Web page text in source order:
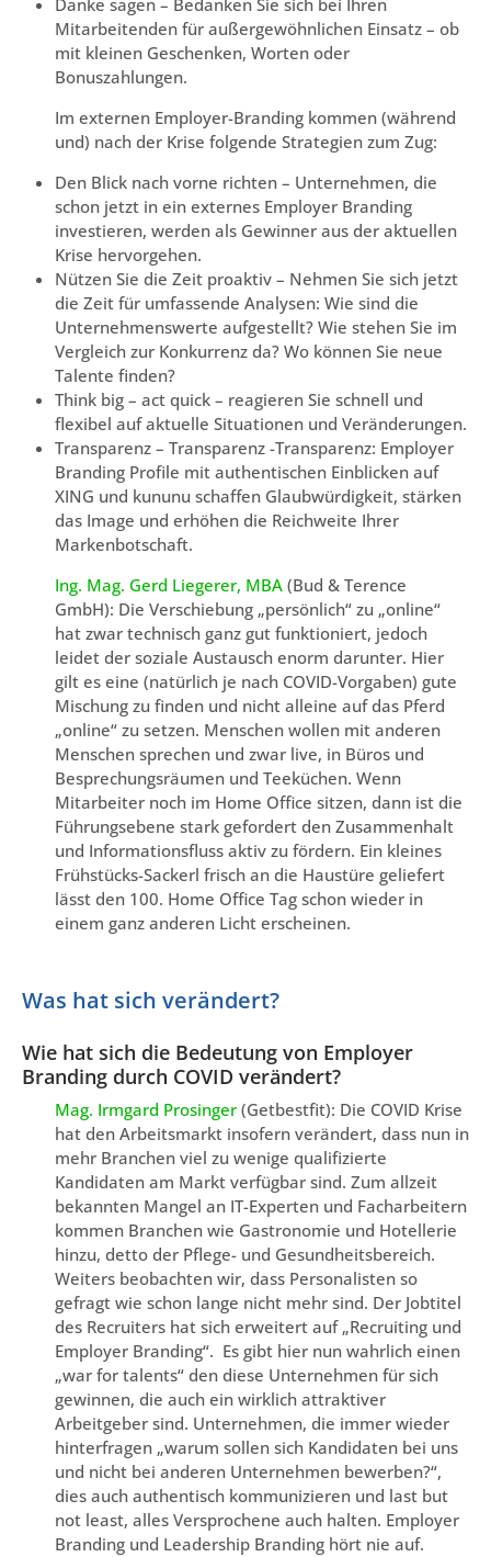
Danke sagen – Bedanken Sie sich bei Ihren
Mitarbeitenden für außergewöhnlichen Einsatz – ob
mit kleinen Geschenken, Worten oder
Bonuszahlungen.
Im externen Employer-Branding kommen (während
und) nach der Krise folgende Strategien zum Zug:
Den Blick nach vorne richten – Unternehmen, die
schon jetzt in ein externes Employer Branding
investieren, werden als Gewinner aus der aktuellen
Krise hervorgehen.
Nützen Sie die Zeit proaktiv – Nehmen Sie sich jetzt
die Zeit für umfassende Analysen: Wie sind die
Unternehmenswerte aufgestellt? Wie stehen Sie im
Vergleich zur Konkurrenz da? Wo können Sie neue
Talente finden?
Think big – act quick – reagieren Sie schnell und
flexibel auf aktuelle Situationen und Veränderungen.
Transparenz – Transparenz -Transparenz: Employer
Branding Profile mit authentischen Einblicken auf
XING und kununu schaffen Glaubwürdigkeit, stärken
das Image und erhöhen die Reichweite Ihrer
Markenbotschaft.
Ing. Mag. Gerd Liegerer, MBA (Bud & Terence
GmbH): Die Verschiebung „persönlich“ zu „online“
hat zwar technisch ganz gut funktioniert, jedoch
leidet der soziale Austausch enorm darunter. Hier
gilt es eine (natürlich je nach COVID-Vorgaben) gute
Mischung zu finden und nicht alleine auf das Pferd
„online“ zu setzen. Menschen wollen mit anderen
Menschen sprechen und zwar live, in Büros und
Besprechungsräumen und Teeküchen. Wenn
Mitarbeiter noch im Home Office sitzen, dann ist die
Führungsebene stark gefordert den Zusammenhalt
und Informationsfluss aktiv zu fördern. Ein kleines
Frühstücks-Sackerl frisch an die Haustüre geliefert
lässt den 100. Home Office Tag schon wieder in
einem ganz anderen Licht erscheinen.
Was hat sich verändert?
Wie hat sich die Bedeutung von Employer
Branding durch COVID verändert?
Mag. Irmgard Prosinger (Getbestfit): Die COVID Krise
hat den Arbeitsmarkt insofern verändert, dass nun in
mehr Branchen viel zu wenige qualifizierte
Kandidaten am Markt verfügbar sind. Zum allzeit
bekannten Mangel an IT-Experten und Facharbeitern
kommen Branchen wie Gastronomie und Hotellerie
hinzu, detto der Pflege- und Gesundheitsbereich.
Weiters beobachten wir, dass Personalisten so
gefragt wie schon lange nicht mehr sind. Der Jobtitel
des Recruiters hat sich erweitert auf „Recruiting und
Employer Branding“. Es gibt hier nun wahrlich einen
„war for talents“ den diese Unternehmen für sich
gewinnen, die auch ein wirklich attraktiver
Arbeitgeber sind. Unternehmen, die immer wieder
hinterfragen „warum sollen sich Kandidaten bei uns
und nicht bei anderen Unternehmen bewerben?“,
dies auch authentisch kommunizieren und last but
not least, alles Versprochene auch halten. Employer
Branding und Leadership Branding hört nie auf.